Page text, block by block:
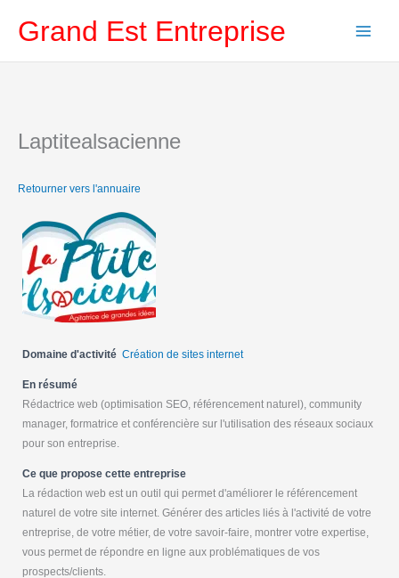
Grand Est Entreprise
Laptitealsacienne
Retourner vers l'annuaire
Domaine d'activité Création de sites internet
En résumé
Rédactrice web (optimisation SEO, référencement naturel), community
manager, formatrice et conférencière sur l'utilisation des réseaux sociaux
pour son entreprise.
Ce que propose cette entreprise
La rédaction web est un outil qui permet d'améliorer le référencement
naturel de votre site internet. Générer des articles liés à l'activité de votre
entreprise, de votre métier, de votre savoir-faire, montrer votre expertise,
vous permet de répondre en ligne aux problématiques de vos
prospects/clients.